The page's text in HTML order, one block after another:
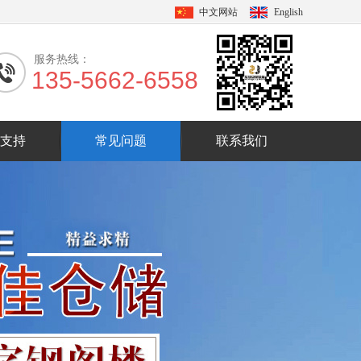
中文网站 English
服务热线：
135-5662-6558
持 常见问题 联系我们